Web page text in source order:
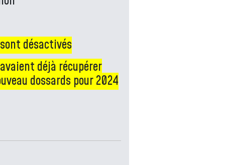
désactivés
déjà récupérer
dossards pour 2024